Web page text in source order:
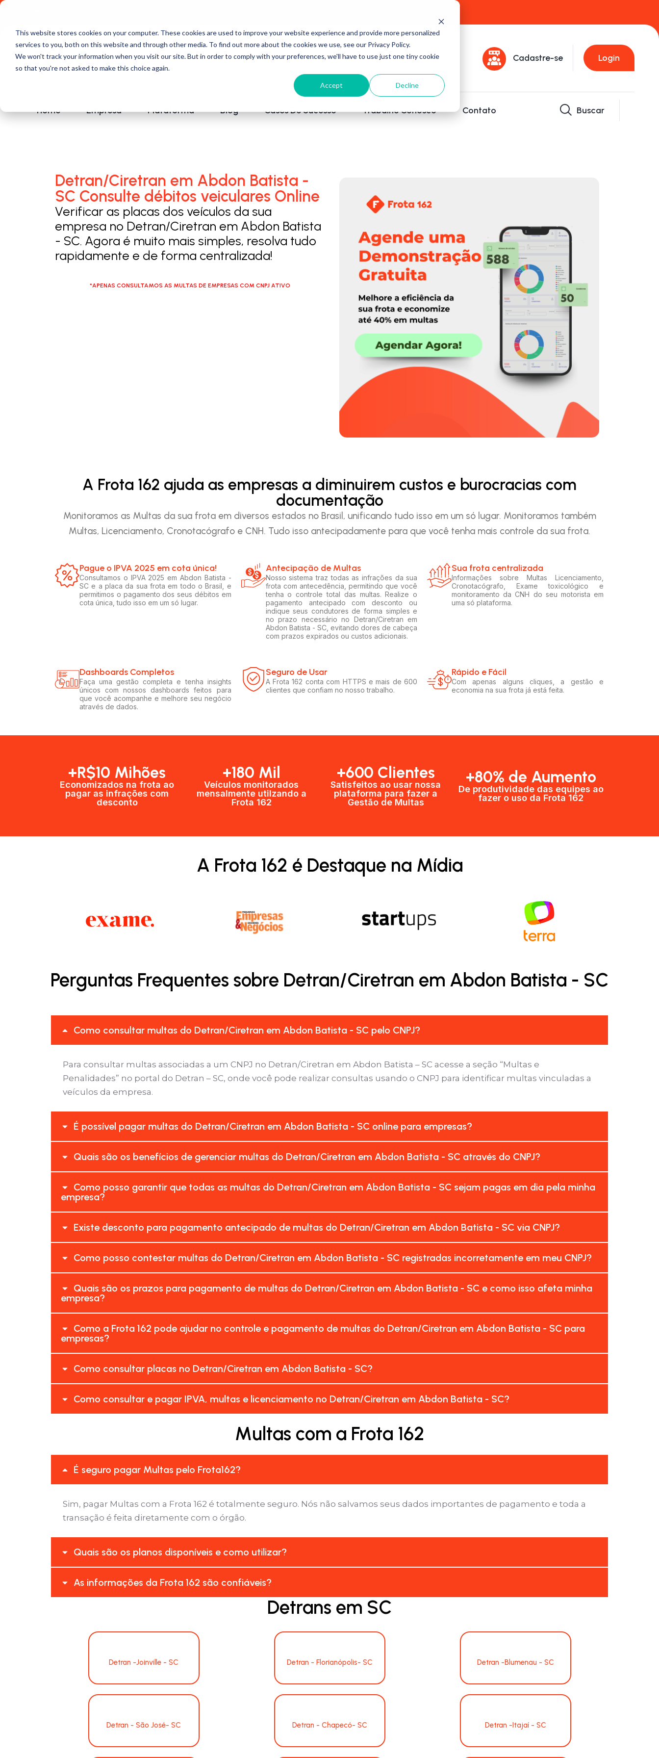
This website stores cookies on your computer. These cookies are used to improve your website experience and provide more personalized
services to you, both on this website and through other media. To find out more about the cookies we use, see our Privacy Policy.
We won't track your information when you visit our site. But in order to comply with your preferences, we'll have to use just one tiny cookie
so that you're not asked to make this choice again.
Accept Decline
Cadastre-se Login
Home Empresa Plataforma Blog Cases De Sucesso Trabalhe Conosco Contato Buscar
Detran/Ciretran em Abdon Batista -
SC Consulte débitos veiculares Online
Verificar as placas dos veículos da sua
empresa no Detran/Ciretran em Abdon Batista
- SC. Agora é muito mais simples, resolva tudo
rapidamente e de forma centralizada!
*APENAS CONSULTAMOS AS MULTAS DE EMPRESAS COM CNPJ ATIVO
A Frota 162 ajuda as empresas a diminuirem custos e burocracias com
documentação
Monitoramos as Multas da sua frota em diversos estados no Brasil, unificando tudo isso em um só lugar. Monitoramos também
Multas, Licenciamento, Cronotacógrafo e CNH. Tudo isso antecipadamente para que você tenha mais controle da sua frota.
Pague o IPVA 2025 em cota única!​
Consultamos o IPVA 2025 em Abdon Batista -
SC e a placa da sua frota em todo o Brasil, e
permitimos o pagamento dos seus débitos em
cota única, tudo isso em um só lugar.
Antecipação de Multas
Nosso sistema traz todas as infrações da sua
frota com antecedência, permitindo que você
tenha o controle total das multas. Realize o
pagamento antecipado com desconto ou
indique seus condutores de forma simples e
no prazo necessário no Detran/Ciretran em
Abdon Batista - SC, evitando dores de cabeça
com prazos expirados ou custos adicionais.
Sua frota centralizada​
Informações sobre Multas Licenciamento,
Cronotacógrafo, Exame toxicológico e
monitoramento da CNH do seu motorista em
uma só plataforma.
Dashboards Completos​​
Faça uma gestão completa e tenha insights
únicos com nossos dashboards feitos para
que você acompanhe e melhore seu negócio
através de dados.
Seguro de Usar​
A Frota 162 conta com HTTPS e mais de 600
clientes que confiam no nosso trabalho.
Rápido e Fácil​
Com apenas alguns cliques, a gestão e
economia na sua frota já está feita.
+R$10 Mihões
Economizados na frota ao
pagar as infrações com
desconto
+180 Mil
Veículos monitorados
mensalmente utilzando a
Frota 162
+600 Clientes​
Satisfeitos ao usar nossa
plataforma para fazer a
Gestão de Multas​
+80% de Aumento
De produtividade das equipes ao
fazer o uso da Frota 162​
A Frota 162 é Destaque na Mídia
Perguntas Frequentes sobre Detran/Ciretran em Abdon Batista - SC
Como consultar multas do Detran/Ciretran em Abdon Batista - SC pelo CNPJ?
Para consultar multas associadas a um CNPJ no Detran/Ciretran em Abdon Batista – SC acesse a seção “Multas e
Penalidades” no portal do Detran – SC, onde você pode realizar consultas usando o CNPJ para identificar multas vinculadas a
veículos da empresa.
É possível pagar multas do Detran/Ciretran em Abdon Batista - SC online para empresas?
Quais são os benefícios de gerenciar multas do Detran/Ciretran em Abdon Batista - SC através do CNPJ?
Como posso garantir que todas as multas do Detran/Ciretran em Abdon Batista - SC sejam pagas em dia pela minha
empresa?
Existe desconto para pagamento antecipado de multas do Detran/Ciretran em Abdon Batista - SC via CNPJ?
Como posso contestar multas do Detran/Ciretran em Abdon Batista - SC registradas incorretamente em meu CNPJ?
Quais são os prazos para pagamento de multas do Detran/Ciretran em Abdon Batista - SC e como isso afeta minha
empresa?
Como a Frota 162 pode ajudar no controle e pagamento de multas do Detran/Ciretran em Abdon Batista - SC para
empresas?
Como consultar placas no Detran/Ciretran em Abdon Batista - SC?
Como consultar e pagar IPVA, multas e licenciamento no Detran/Ciretran em Abdon Batista - SC?
Multas com a Frota 162
É seguro pagar Multas pelo Frota162?
Sim, pagar Multas com a Frota 162 é totalmente seguro. Nós não salvamos seus dados importantes de pagamento e toda a
transação é feita diretamente com o órgão.
Quais são os planos disponíveis e como utilizar?
As informações da Frota 162 são confiáveis?
Detrans em SC
Detran -Joinville - SC Detran - Florianópolis- SC Detran -Blumenau - SC
Detran - São José- SC Detran - Chapecó- SC Detran -Itajaí - SC